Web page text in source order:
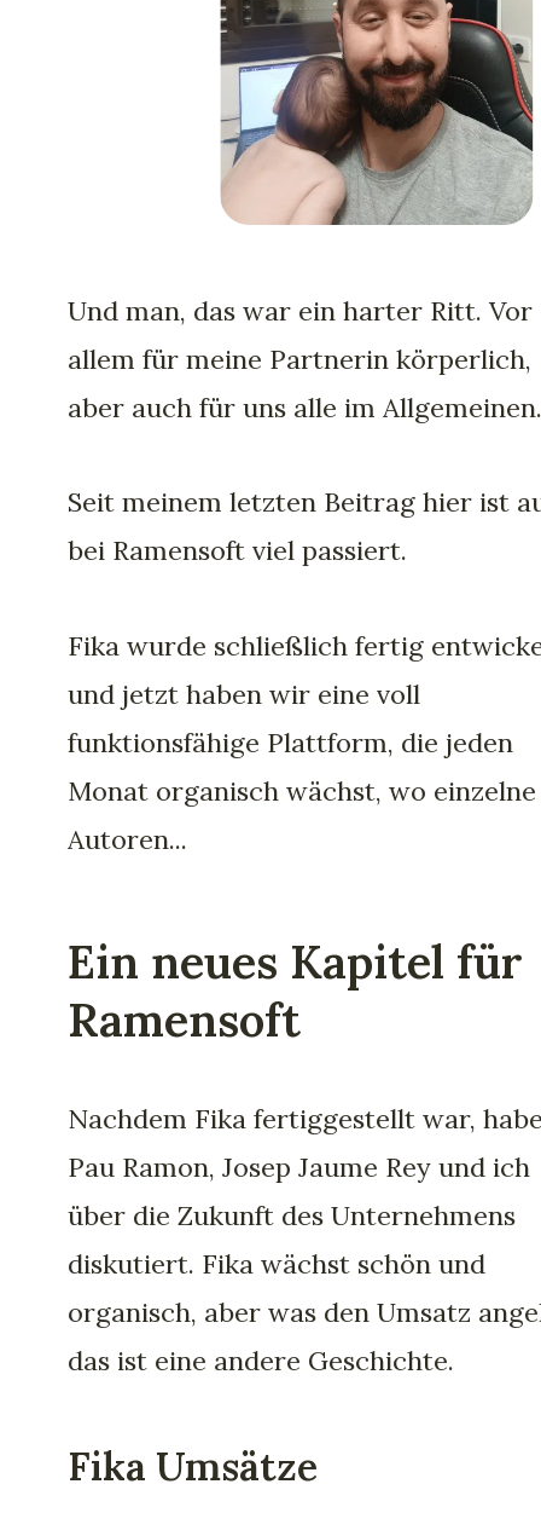
Und man, das war ein harter Ritt. Vor
allem für meine Partnerin körperlich,
aber auch für uns alle im Allgemeinen.
Seit meinem letzten Beitrag hier ist
bei Ramensoft viel passiert.
Fika wurde schließlich fertig
und jetzt haben wir eine voll
funktionsfähige Plattform, die jeden
Monat organisch wächst, wo einzelne
Autoren...
Ein neues Kapitel für
Ramensoft
Nachdem Fika fertiggestellt war,
Pau Ramon, Josep Jaume Rey und ich
über die Zukunft des Unternehmens
diskutiert. Fika wächst schön und
organisch, aber was den Umsatz
das ist eine andere Geschichte.
Fika Umsätze